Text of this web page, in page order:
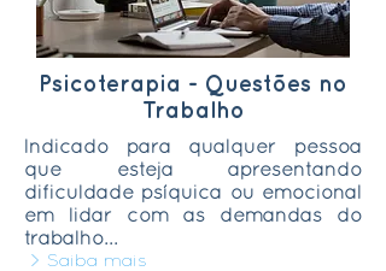
Indicado para qualquer pessoa
que esteja apresentando
dificuldade psíquica ou emocional
em lidar com as demandas do
trabalho...
Psicoterapia - Questões no
Trabalho
> Saiba mais